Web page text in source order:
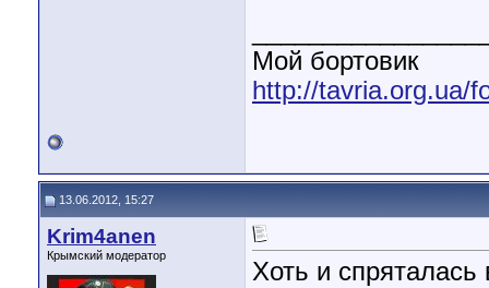
Мой бортовик
http://tavria.org.ua/
13.06.2012, 15:27
Krim4anen
Крымский модератор
Хоть и